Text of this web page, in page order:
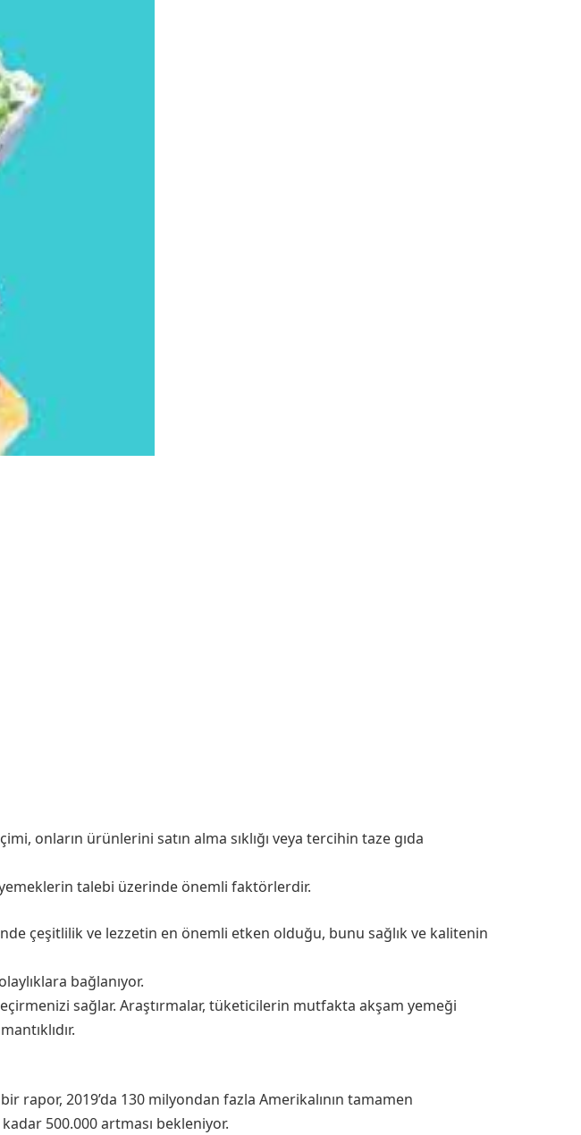
onların ürünlerini satın alma sıklığı veya tercihin taze gıda
talebi üzerinde önemli faktörlerdir.
çeşitlilik ve lezzetin en önemli etken olduğu, bunu sağlık ve kalitenin
bağlanıyor.
sağlar. Araştırmalar, tüketicilerin mutfakta akşam yemeği
rapor, 2019’da 130 milyondan fazla Amerikalının tamamen
500.000 artması bekleniyor.